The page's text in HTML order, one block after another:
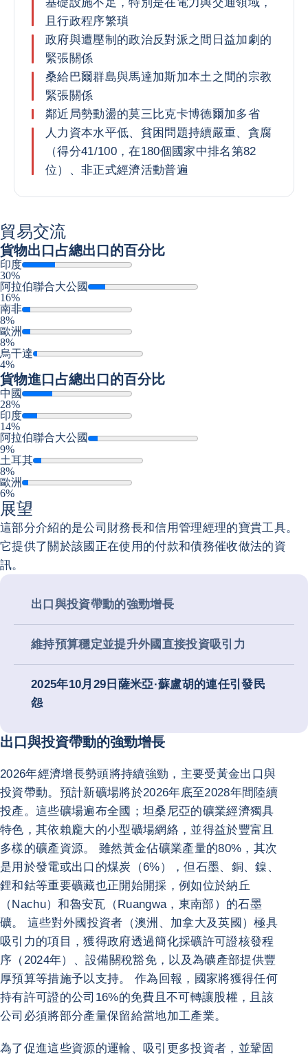
且行政程序繁瑣
政府與遭壓制的政治反對派之間日益加劇的
緊張關係
桑給巴爾群島與馬達加斯加本土之間的宗教
緊張關係
鄰近局勢動盪的莫三比克卡博德爾加多省
人力資本水平低、貧困問題持續嚴重、貪腐
（得分41/100，在180個國家中排名第82
位）、非正式經濟活動普遍
貿易交流
貨物出口占總出口的百分比
印度
30%
阿拉伯聯合大公國
16%
南非
8%
歐洲
8%
烏干達
4%
貨物進口占總出口的百分比
中國
28%
印度
14%
阿拉伯聯合大公國
9%
土耳其
8%
歐洲
6%
展望
這部分介紹的是公司財務長和信用管理經理的寶貴工具。
它提供了關於該國正在使用的付款和債務催收做法的資
訊。
出口與投資帶動的強勁增長
維持預算穩定並提升外國直接投資吸引力
2025年10月29日薩米亞·蘇盧胡的連任引發民
怨
出口與投資帶動的強勁增長
2026年經濟增長勢頭將持續強勁，主要受黃金出口與
投資帶動。預計新礦場將於2026年底至2028年間陸續
投產。這些礦場遍布全國；坦桑尼亞的礦業經濟獨具
特色，其依賴龐大的小型礦場網絡，並得益於豐富且
多樣的礦產資源。 雖然黃金佔礦業產量的80%，其次
是用於發電或出口的煤炭（6%），但石墨、銅、鎳、
鋰和鈷等重要礦藏也正開始開採，例如位於納丘
（Nachu）和魯安瓦（Ruangwa，東南部）的石墨
礦。 這些對外國投資者（澳洲、加拿大及英國）極具
吸引力的項目，獲得政府透過簡化採礦許可證核發程
序（2024年）、設備關稅豁免，以及為礦產部提供豐
厚預算等措施予以支持。 作為回報，國家將獲得任何
持有許可證的公司16%的免費且不可轉讓股權，且該
公司必須將部分產量保留給當地加工產業。
為了促進這些資源的運輸、吸引更多投資者，並鞏固